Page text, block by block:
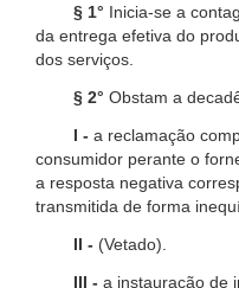
§ 1° Inicia-se a
da entrega efetiva do
dos serviços.
§ 2° Obstam a
I - a reclamação
consumidor perante o
a resposta negativa
transmitida de forma
II - (Vetado).
III - a instauração de